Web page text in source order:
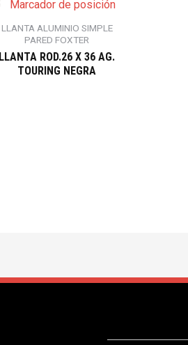
LLANTA ALUMINIO SIMPLE
PARED FOXTER
LLANTA ROD.26 X 36 AG.
TOURING NEGRA